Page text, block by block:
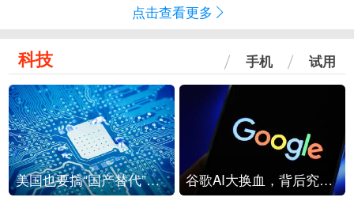
点击查看更多
科技 手机 试用
美国也要搞“国产替代”？先算清三笔账 谷歌AI大换血，背后究竟发生了什么？